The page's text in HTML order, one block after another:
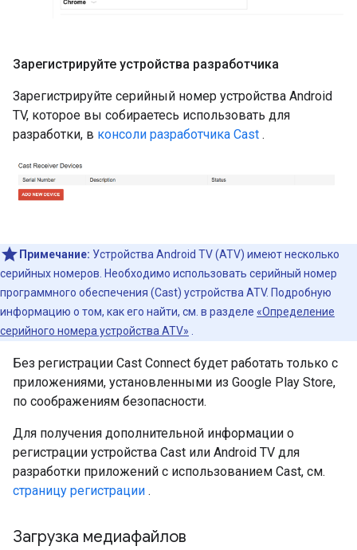
Зарегистрируйте устройства разработчика
Зарегистрируйте серийный номер устройства Android
TV, которое вы собираетесь использовать для
разработки, в консоли разработчика Cast .
Примечание: Устройства Android TV (ATV) имеют несколько
серийных номеров. Необходимо использовать серийный номер
программного обеспечения (Cast) устройства ATV. Подробную
информацию о том, как его найти, см. в разделе «Определение
серийного номера устройства ATV»
Без регистрации Cast Connect будет работать только с
приложениями, установленными из Google Play Store,
по соображениям безопасности.
Для получения дополнительной информации о
регистрации устройства Cast или Android TV для
разработки приложений с использованием Cast, см.
страницу регистрации .
Загрузка медиафайлов